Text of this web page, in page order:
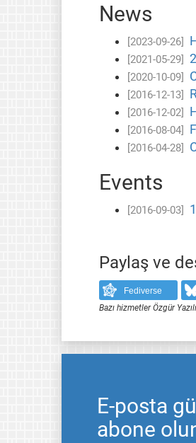
News
[2023-09-26]
[2021-05-29]
[2020-10-09]
[2016-12-13]
[2016-12-02]
[2016-08-04]
[2016-04-28]
Events
[2016-09-03]
Paylaş ve
Fediverse
Bazı hizmetler Özgür
E-posta
abone